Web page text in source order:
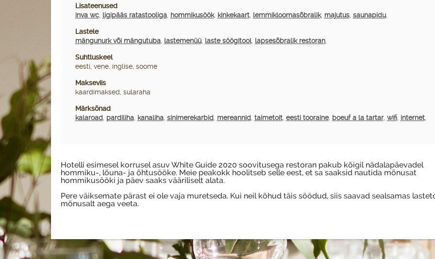
Lisateenused
inva wc, ligipääs ratastooliga, hommikusöök, kinkekaart, lemmikloomasõbralik, majutus, saunapidu,
Lastele
mängunurk või mängutuba, lastemenüü, laste söögitool, lapsesõbralik restoran,
Suhtluskeel
eesti, vene, inglise, soome
Makseviis
kaardimaksed, sularaha
Märksõnad
kalaroad, pardiliha, kanaliha, sinimerekarbid, mereannid, taimetoit, eesti tooraine, boeuf a la tartar, wifi, internet,
Hotelli esimesel korrusel asuv White Guide 2020 soovitusega restoran pakub kõigil nädalapäevadel
hommiku-, lõuna- ja õhtusööke. Meie peakokk hoolitseb selle eest, et sa saaksid nautida mõnusat
hommikusööki ja päev saaks vääriliselt alata.
Pere väiksemate pärast ei ole vaja muretseda. Kui neil kõhud täis söödud, siis saavad sealsamas
mõnusalt aega veeta.